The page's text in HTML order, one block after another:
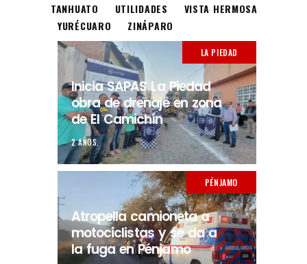
TANHUATO
UTILIDADES
VISTA HERMOSA
YURÉCUARO
ZINÁPARO
LA PIEDAD
Inicia SAPAS La Piedad
obra de drenaje en zona
de El Camichín
2 AÑOS.
PÉNJAMO
Atropella camioneta a
motociclistas y se da a
la fuga en Pénjamo